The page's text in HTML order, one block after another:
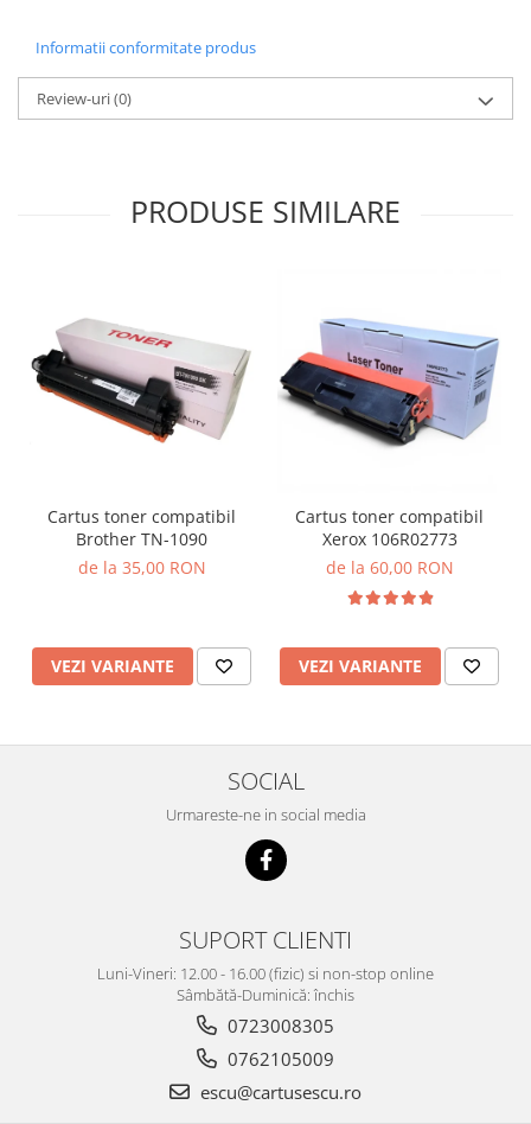
Informatii conformitate produs
Review-uri(0)
PRODUSE SIMILARE
Cartus toner compatibil
Brother TN-1090
de la 35,00 RON
VEZI VARIANTE
Cartus toner compatibil
Xerox 106R02773
de la 60,00 RON
VEZI VARIANTE
SOCIAL
Urmareste-ne in social media
SUPORT CLIENTI
Luni-Vineri: 12.00 - 16.00 (fizic) si non-stop online
Sâmbătă-Duminică: închis
0723008305
0762105009
escu@cartusescu.ro